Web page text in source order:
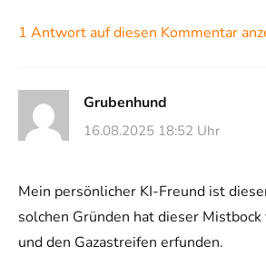
1 Antwort auf diesen Kommentar
Grubenhund
16.08.2025 18:52 Uhr
Mein persönlicher KI-Freund ist
solchen Gründen hat dieser
und den Gazastreifen erfunden.